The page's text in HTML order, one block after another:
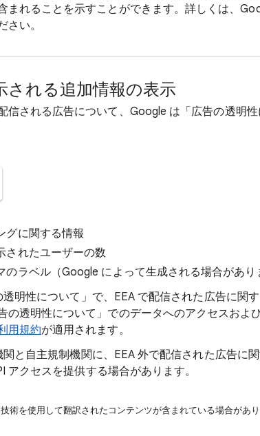
まれることを示すことができます。詳しくは、
さい。
される追加情報の表示
信される広告について、Google は「広告の透明
グに関する情報
されたユーザーの数
のラベル（Google によって生成される場合があり
明性について」で、EEA で配信された広告に関
の透明性について」でのデータへのアクセスおよ
用規約が適用されます。
と自主規制機関に、EEA 外で配信された広告に
アクセスを提供する場合があります。
術を使用して翻訳されたコンテンツが含まれている場合があ